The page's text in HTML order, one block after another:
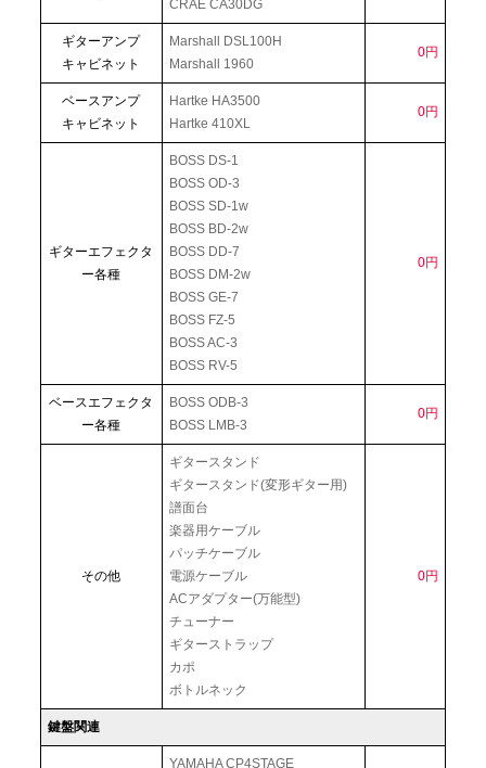
CRAE CA30DG
ギターアンプ
キャビネット
Marshall DSL100H
Marshall 1960
0円
ベースアンプ
キャビネット
Hartke HA3500
Hartke 410XL
0円
ギターエフェクタ
ー各種
BOSS DS-1
BOSS OD-3
BOSS SD-1w
BOSS BD-2w
BOSS DD-7
BOSS DM-2w
BOSS GE-7
BOSS FZ-5
BOSS AC-3
BOSS RV-5
0円
ベースエフェクタ
ー各種
BOSS ODB-3
BOSS LMB-3
0円
その他
ギタースタンド
ギタースタンド(変形ギター用)
譜面台
楽器用ケーブル
パッチケーブル
電源ケーブル
ACアダプター(万能型)
チューナー
ギターストラップ
カポ
ボトルネック
0円
鍵盤関連
YAMAHA CP4STAGE